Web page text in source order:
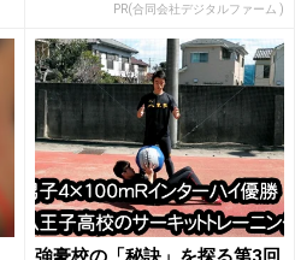
PR(合同会社デジタルファーム )